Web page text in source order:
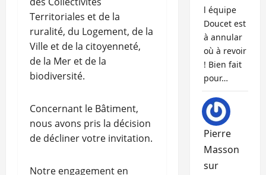
Territoriales et de la
ruralité, du Logement, de la
Ville et de la citoyenneté,
de la Mer et de la
biodiversité.
Concernant le Bâtiment,
nous avons pris la décision
de décliner votre invitation.
Notre engagement en
l équipe
Doucet est
à annular
où à revoir
! Bien fait
pour…
Pierre
Masson
sur